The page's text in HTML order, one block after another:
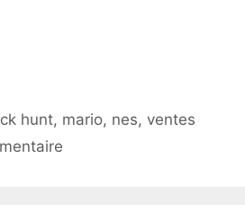
hunt, mario, nes, ventes